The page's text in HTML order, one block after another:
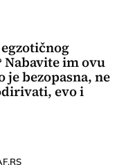
egzotičnog
Nabavite im ovu
je bezopasna, ne
evo i